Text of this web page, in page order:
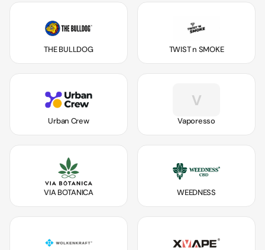
THE BULLDOG TWIST n SMOKE
Urban Crew
V
Vaporesso
VIA BOTANICA WEEDNESS